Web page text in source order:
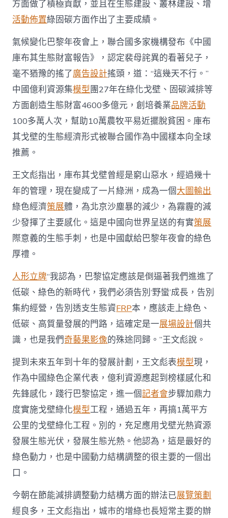
方面做了積極貢獻，並且在生態建設、叢林建設、增
活動佈置綠固碳方面作出了主要成績。
氣候變化巴黎年夜會上，聯合國多家機構發布《中國
庫布其生態財富報告》，認定裴母詫異的看著兒子，
毫不猶豫的搖了廣告設計搖頭，道：“這幾天不行。”
中國億利資源集模型團27年在綠化戈壁、固碳減排等
方面創造生態財富4600多億元，創培養業品牌活動
100多萬人次，幫助10萬農牧平易近擺脫貧困。庫布
其戈壁的生態經濟形式被聯合國作為中國樣本向全球
推薦。
王文彪指出，庫布其戈壁曾經是窮山惡水，經過幾十
年的管理，現在變成了一片綠洲，成為一個大圖輸出
綠色經濟策展體，為北京沙塵暴的減少，為霧霾的減
少發揮了主要感化。這是中國向世界呈送的有實策展
際意義的生態手刺，也是中國獻給巴黎年夜會的綠色
厚禮。
人形立牌“我認為，巴黎協定應該是倒逼著我們進進了
低碳、綠色的新時代，我們必須告別‘野蠻’成長，告別
集約經營，告別透支生態資FRP本，應該走上綠色、
低碳、高質量發展的門路，這確定是一展場設計個共
識，也是我們奇藝果影像的殊途同歸。”王文彪說。
提到未來五年到十年的發展計劃，王文彪表模型現，
作為中國綠色企業代表，億利資源應起到榜樣感化和
先鋒感化，踐行巴黎協定，進一個記者會步驟加鼎力
度實施戈壁綠化模型工程，通過五年，再搞1萬平方
公里的戈壁綠化工程。別的，充足應用戈壁光熱資源
發展生態光伏，發展生態光熱。他認為，這是最好的
綠色動力，也是中國動力結構調整的很主要的一個出
口。
今朝在節能減排調整動力結構方面的辦法已展覽策劃
經良多，王文彪指出，城市的增綠也長短常主要的辦